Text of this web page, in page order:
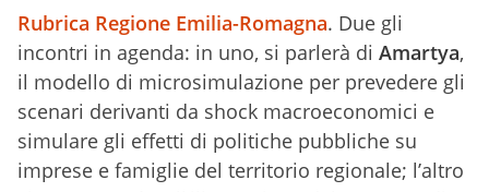
Rubrica Regione Emilia-Romagna. Due gli
incontri in agenda: in uno, si parlerà di Amartya,
il modello di microsimulazione per prevedere gli
scenari derivanti da shock macroeconomici e
simulare gli effetti di politiche pubbliche su
imprese e famiglie del territorio regionale; l’altro